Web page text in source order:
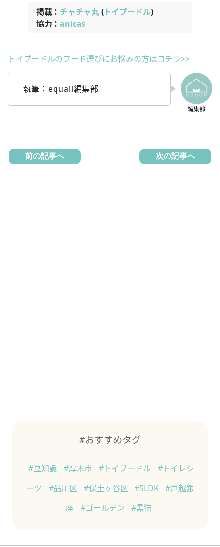
掲載： チャチャ丸(トイプードル)
協力： anicas
トイプードルのフード選びにお悩みの方はコチラ>>
執筆：equall編集部
前の記事へ 次の記事へ
#おすすめタグ
#豆知識 #厚木市 #トイプードル
#トイレシ
ーツ
#品川区 #保土ヶ谷区 #5LDK
#戸越銀
座
#ゴールデン #黒猫